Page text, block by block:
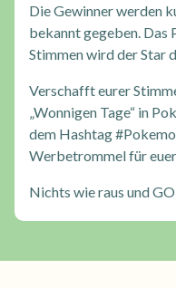
Die Gewinner werden
bekannt gegeben. Das
Stimmen wird der Star
Verschafft eurer
„Wonnigen Tage“ in
dem Hashtag
Werbetrommel für
Nichts wie raus und